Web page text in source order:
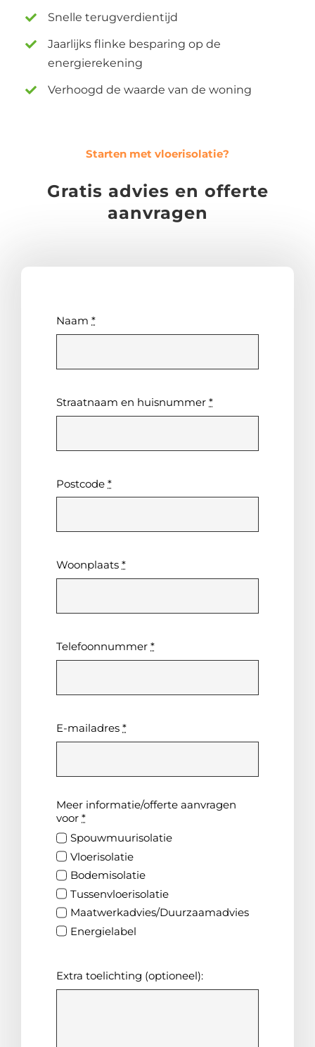
Snelle terugverdientijd
Jaarlijks flinke besparing op de
energierekening
Verhoogd de waarde van de woning
Starten met vloerisolatie?
Gratis advies en offerte
aanvragen
Naam *
Straatnaam en huisnummer *
Postcode *
Woonplaats *
Telefoonnummer *
E-mailadres *
Meer informatie/offerte aanvragen
voor *
Spouwmuurisolatie
Vloerisolatie
Bodemisolatie
Tussenvloerisolatie
Maatwerkadvies/Duurzaamadvies
Energielabel
Extra toelichting (optioneel):